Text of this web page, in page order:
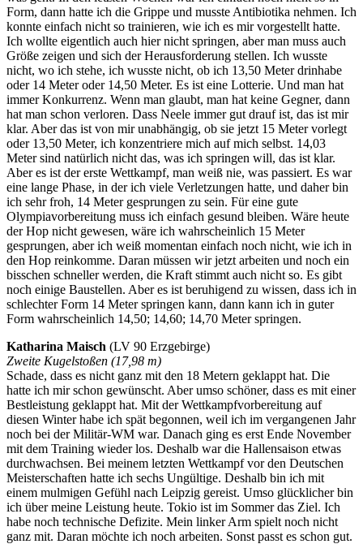
Form, dann hatte ich die Grippe und musste Antibiotika nehmen. Ich
konnte einfach nicht so trainieren, wie ich es mir vorgestellt hatte.
Ich wollte eigentlich auch hier nicht springen, aber man muss auch
Größe zeigen und sich der Herausforderung stellen. Ich wusste
nicht, wo ich stehe, ich wusste nicht, ob ich 13,50 Meter drinhabe
oder 14 Meter oder 14,50 Meter. Es ist eine Lotterie. Und man hat
immer Konkurrenz. Wenn man glaubt, man hat keine Gegner, dann
hat man schon verloren. Dass Neele immer gut drauf ist, das ist mir
klar. Aber das ist von mir unabhängig, ob sie jetzt 15 Meter vorlegt
oder 13,50 Meter, ich konzentriere mich auf mich selbst. 14,03
Meter sind natürlich nicht das, was ich springen will, das ist klar.
Aber es ist der erste Wettkampf, man weiß nie, was passiert. Es war
eine lange Phase, in der ich viele Verletzungen hatte, und daher bin
ich sehr froh, 14 Meter gesprungen zu sein. Für eine gute
Olympiavorbereitung muss ich einfach gesund bleiben. Wäre heute
der Hop nicht gewesen, wäre ich wahrscheinlich 15 Meter
gesprungen, aber ich weiß momentan einfach noch nicht, wie ich in
den Hop reinkomme. Daran müssen wir jetzt arbeiten und noch ein
bisschen schneller werden, die Kraft stimmt auch nicht so. Es gibt
noch einige Baustellen. Aber es ist beruhigend zu wissen, dass ich in
schlechter Form 14 Meter springen kann, dann kann ich in guter
Form wahrscheinlich 14,50; 14,60; 14,70 Meter springen.
Katharina Maisch (LV 90 Erzgebirge)
Zweite Kugelstoßen (17,98 m)
Schade, dass es nicht ganz mit den 18 Metern geklappt hat. Die
hatte ich mir schon gewünscht. Aber umso schöner, dass es mit einer
Bestleistung geklappt hat. Mit der Wettkampfvorbereitung auf
diesen Winter habe ich spät begonnen, weil ich im vergangenen Jahr
noch bei der Militär-WM war. Danach ging es erst Ende November
mit dem Training wieder los. Deshalb war die Hallensaison etwas
durchwachsen. Bei meinem letzten Wettkampf vor den Deutschen
Meisterschaften hatte ich sechs Ungültige. Deshalb bin ich mit
einem mulmigen Gefühl nach Leipzig gereist. Umso glücklicher bin
ich über meine Leistung heute. Tokio ist im Sommer das Ziel. Ich
habe noch technische Defizite. Mein linker Arm spielt noch nicht
ganz mit. Daran möchte ich noch arbeiten. Sonst passt es schon gut.